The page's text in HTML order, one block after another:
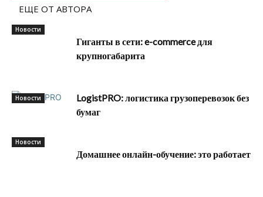
ЕЩЕ ОТ АВТОРА
Новости
Гиганты в сети: e-commerce для
крупногабарита
Новости
LogistPRO: логистика грузоперевозок без
бумаг
Новости
Домашнее онлайн-обучение: это работает